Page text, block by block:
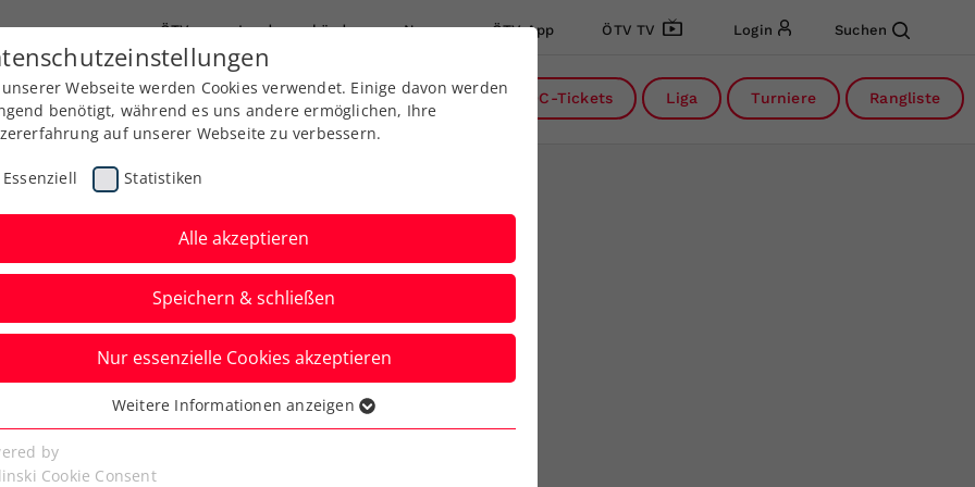
ÖTV Landesverbände News ÖTV App ÖTV TV Login Suchen
Ausbildung Services Über uns DC-Tickets Liga Turniere Rangliste
nur mehr über die
möglich
Webseite werden Cookies verwendet. Einige davon werden
benötigt, während es uns andere ermöglichen, Ihre
auf unserer Webseite zu verbessern.
Essenziell Statistiken
Alle akzeptieren
Speichern & schließen
Nur essenzielle Cookies akzeptieren
Cookies werden für grundlegende Funktionen der
benötigt. Dadurch ist gewährleistet, dass die Webseite
Weitere Informationen anzeigen
by
Cookie Consent